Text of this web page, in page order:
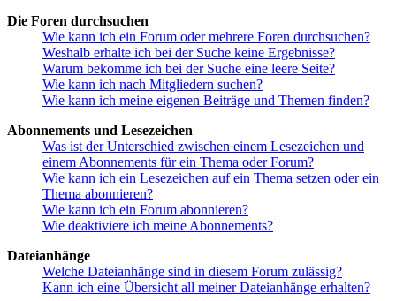
Die Foren durchsuchen
Wie kann ich ein Forum oder mehrere Foren durchsuchen?
Weshalb erhalte ich bei der Suche keine Ergebnisse?
Warum bekomme ich bei der Suche eine leere Seite?
Wie kann ich nach Mitgliedern suchen?
Wie kann ich meine eigenen Beiträge und Themen finden?
Abonnements und Lesezeichen
Was ist der Unterschied zwischen einem Lesezeichen und
einem Abonnements für ein Thema oder Forum?
Wie kann ich ein Lesezeichen auf ein Thema setzen oder ein
Thema abonnieren?
Wie kann ich ein Forum abonnieren?
Wie deaktiviere ich meine Abonnements?
Dateianhänge
Welche Dateianhänge sind in diesem Forum zulässig?
Kann ich eine Übersicht all meiner Dateianhänge erhalten?